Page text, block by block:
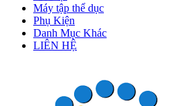
Máy tập thể dục
Phụ Kiện
Danh Mục Khác
LIÊN HỆ